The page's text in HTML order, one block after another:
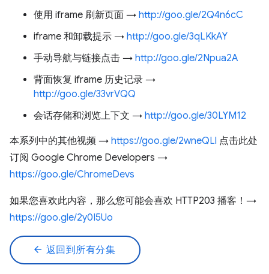
使用 iframe 刷新页面 → http://goo.gle/2Q4n6cC
iframe 和卸载提示 → http://goo.gle/3qLKkAY
手动导航与链接点击 → http://goo.gle/2Npua2A
背面恢复 iframe 历史记录 →
http://goo.gle/33vrVQQ
会话存储和浏览上下文 → http://goo.gle/30LYM12
本系列中的其他视频 → https://goo.gle/2wneQLl 点击此处
订阅 Google Chrome Developers →
https://goo.gle/ChromeDevs
如果您喜欢此内容，那么您可能会喜欢 HTTP203 播客！→
https://goo.gle/2y0I5Uo
arrow_back 返回到所有分集